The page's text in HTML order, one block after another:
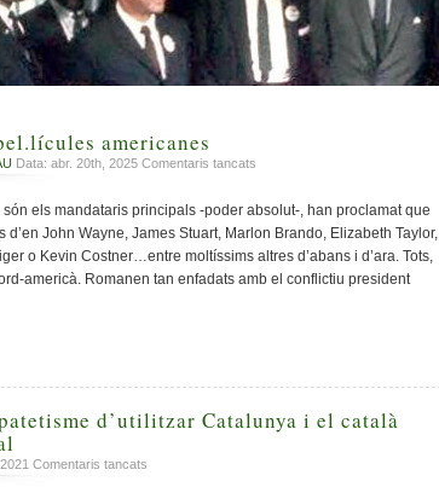
americanes
Data: abr. 20th, 2025 Comentaris tancats
xinesos,
americanes
els mandataris principals -poder absolut-, han proclamat que
John Wayne, James Stuart, Marlon Brando, Elizabeth Taylor,
o Kevin Costner…entre moltíssims altres d’abans i d’ara. Tots,
americà. Romanen tan enfadats amb el conflictiu president
d’utilitzar Catalunya i el català
Comentaris tancats